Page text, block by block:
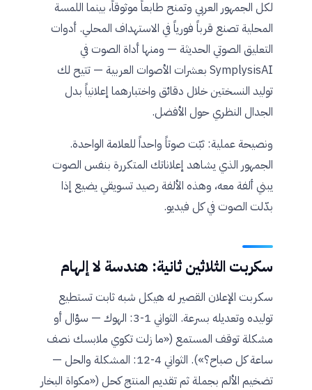
لكل الجمهور العربي وتمنح طابعاً موثوقاً، بينما اللمسة
المحلية تصنع قرباً فورياً في الاستهداف المحلي. أدوات
التعليق الصوتي الحديثة — ومنها أداة الصوت في
SymplysisAI بعشرات الأصوات العربية — تتيح لك
توليد النسختين خلال دقائق واختبارهما إعلانياً بدل
الجدال النظري حول الأفضل.
ونصيحة عملية: ثبّت صوتاً واحداً للعلامة الواحدة.
الجمهور الذي يشاهد إعلاناتك المتكررة بنفس الصوت
يبني ألفة معه، وهذه الألفة رصيد تسويقي يضيع إذا
بدّلت الصوت في كل فيديو.
سكربت الثلاثين ثانية: هندسة لا إلهام
سكربت الإعلان القصير له هيكل شبه ثابت تستطيع
توليده وتعديله بسرعة. الثواني 1-3: الهوك — سؤال أو
مشكلة توقف المستمع («ما زلت تكوي ملابسك نصف
ساعة كل صباح؟»). الثواني 4-12: المشكلة والحل —
تضخيم الألم بجملة ثم تقديم المنتج كحل («مكواة البخار